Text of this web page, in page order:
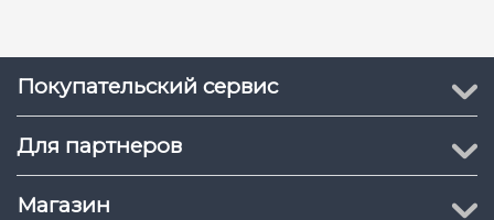
Покупательский сервис
Для партнеров
Магазин